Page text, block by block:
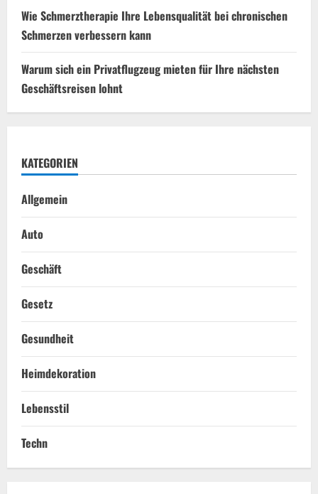
Wie Schmerztherapie Ihre Lebensqualität bei chronischen
Schmerzen verbessern kann
Warum sich ein Privatflugzeug mieten für Ihre nächsten
Geschäftsreisen lohnt
KATEGORIEN
Allgemein
Auto
Geschäft
Gesetz
Gesundheit
Heimdekoration
Lebensstil
Techn